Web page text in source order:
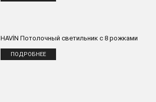
HAVİN Потолочный светильник с 8 рожками
ПОДРОБНЕЕ